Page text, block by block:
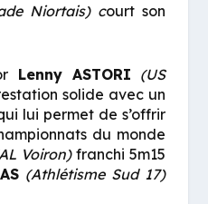
Niortais) court son
Lenny ASTORI (US
solide avec un
lui permet de s’offrir
du monde
Voiron)franchi 5m15
(Athlétisme Sud 17)